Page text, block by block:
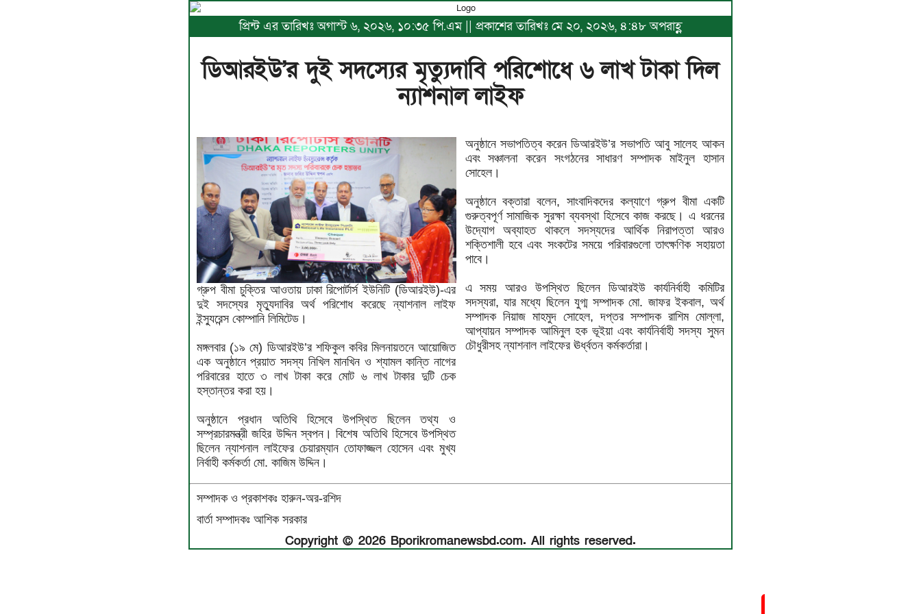
প্রিন্ট এর তারিখঃ অগাস্ট ৬, ২০২৬, ১০:৩৫ পি.এম || প্রকাশের তারিখঃ মে ২০, ২০২৬, ৪:৪৮ অপরাহ্ণ
ডিআরইউ’র দুই সদস্যের মৃত্যুদাবি পরিশোধে ৬ লাখ টাকা দিল
ন্যাশনাল লাইফ
গ্রুপ বীমা চুক্তির আওতায় ঢাকা রিপোর্টার্স ইউনিটি (ডিআরইউ)-এর
দুই সদস্যের মৃত্যুদাবির অর্থ পরিশোধ করেছে ন্যাশনাল লাইফ
ইন্স্যুরেন্স কোম্পানি লিমিটেড।
মঙ্গলবার (১৯ মে) ডিআরইউ’র শফিকুল কবির মিলনায়তনে আয়োজিত
এক অনুষ্ঠানে প্রয়াত সদস্য নিখিল মানখিন ও শ্যামল কান্তি নাগের
পরিবারের হাতে ৩ লাখ টাকা করে মোট ৬ লাখ টাকার দুটি চেক
হস্তান্তর করা হয়।
অনুষ্ঠানে প্রধান অতিথি হিসেবে উপস্থিত ছিলেন তথ্য ও
সম্প্রচারমন্ত্রী জহির উদ্দিন স্বপন। বিশেষ অতিথি হিসেবে উপস্থিত
ছিলেন ন্যাশনাল লাইফের চেয়ারম্যান তোফাজ্জল হোসেন এবং মুখ্য
নির্বাহী কর্মকর্তা মো. কাজিম উদ্দিন।
অনুষ্ঠানে সভাপতিত্ব করেন ডিআরইউ’র সভাপতি আবু সালেহ আকন
এবং সঞ্চালনা করেন সংগঠনের সাধারণ সম্পাদক মাইনুল হাসান
সোহেল।
অনুষ্ঠানে বক্তারা বলেন, সাংবাদিকদের কল্যাণে গ্রুপ বীমা একটি
গুরুত্বপূর্ণ সামাজিক সুরক্ষা ব্যবস্থা হিসেবে কাজ করছে। এ ধরনের
উদ্যোগ অব্যাহত থাকলে সদস্যদের আর্থিক নিরাপত্তা আরও
শক্তিশালী হবে এবং সংকটের সময়ে পরিবারগুলো তাৎক্ষণিক সহায়তা
পাবে।
এ সময় আরও উপস্থিত ছিলেন ডিআরইউ কার্যনির্বাহী কমিটির
সদস্যরা, যার মধ্যে ছিলেন যুগ্ম সম্পাদক মো. জাফর ইকবাল, অর্থ
সম্পাদক নিয়াজ মাহমুদ সোহেল, দপ্তর সম্পাদক রাশিম মোল্লা,
আপ্যায়ন সম্পাদক আমিনুল হক ভূইয়া এবং কার্যনির্বাহী সদস্য সুমন
চৌধুরীসহ ন্যাশনাল লাইফের ঊর্ধ্বতন কর্মকর্তারা।
সম্পাদক ও প্রকাশকঃ হারুন-অর-রশিদ
বার্তা সম্পাদকঃ আশিক সরকার
Copyright © 2026 Bporikromanewsbd.com. All rights reserved.